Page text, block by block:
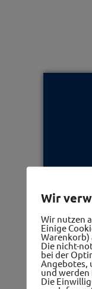
Wir
Wir nutzen
Einige
Warenkorb)
Die nicht-
bei der
Angebotes,
und
Die